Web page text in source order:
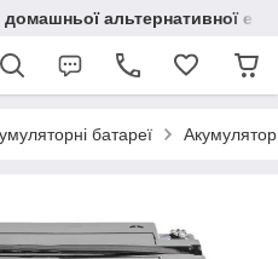
альтернативної
батареї